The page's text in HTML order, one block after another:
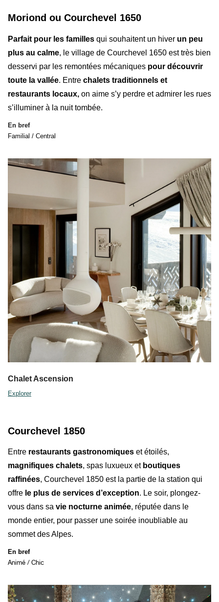
Moriond ou Courchevel 1650
Parfait pour les familles qui souhaitent un hiver un peu
plus au calme, le village de Courchevel 1650 est très bien
desservi par les remontées mécaniques pour découvrir
toute la vallée. Entre chalets traditionnels et
restaurants locaux, on aime s’y perdre et admirer les rues
s’illuminer à la nuit tombée.
En bref
Familial / Central
Chalet Ascension
Explorer
Courchevel 1850
Entre restaurants gastronomiques et étoilés,
magnifiques chalets, spas luxueux et boutiques
raffinées, Courchevel 1850 est la partie de la station qui
offre le plus de services d’exception. Le soir, plongez-
vous dans sa vie nocturne animée, réputée dans le
monde entier, pour passer une soirée inoubliable au
sommet des Alpes.
En bref
Animé / Chic